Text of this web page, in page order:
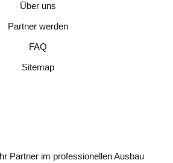
Über uns
Partner werden
FAQ
Sitemap
Ihr Partner im professionellen Ausbau